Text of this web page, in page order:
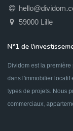
59000 Lille
N°1 de
Dividom est la
dans l'immobilier locatif
types de projets. Nous
commerciaux,